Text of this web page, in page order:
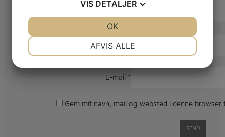
Navn*
E-mail *
Gem mit navn, mail og websted i denne
VIS DETALJER
AFVIS ALLE
OK